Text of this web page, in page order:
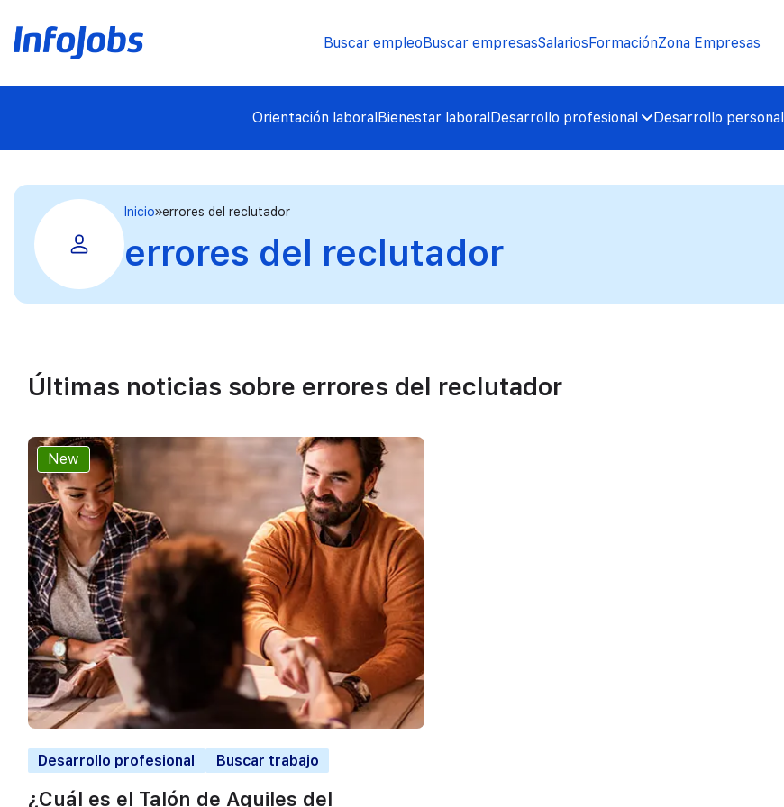
Buscar empleoBuscar empresasSalariosFormaciónZona Empresas
Orientación laboralBienestar laboralDesarrollo profesional Desarrollo personal
Inicio errores del reclutador
errores del reclutador
Últimas noticias sobre errores del reclutador
New
Desarrollo profesional Buscar trabajo
¿Cuál es el Talón de Aquiles del